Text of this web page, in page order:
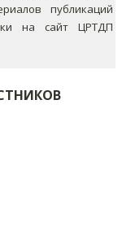
публикаций
на сайт ЦРТДП